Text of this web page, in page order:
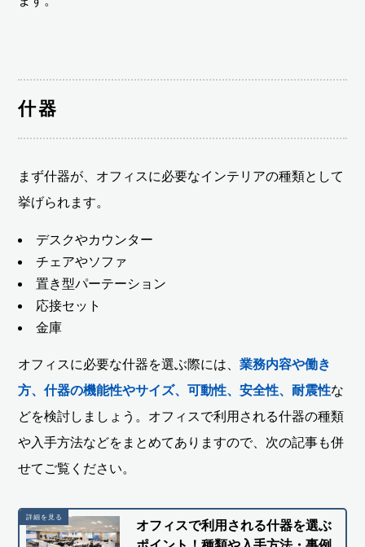
什器
まず什器が、オフィスに必要なインテリアの種類として
挙げられます。
デスクやカウンター
チェアやソファ
置き型パーテーション
応接セット
金庫
オフィスに必要な什器を選ぶ際には、業務内容や働き
方、什器の機能性やサイズ、可動性、安全性、耐震性な
どを検討しましょう。オフィスで利用される什器の種類
や入手方法などをまとめてありますので、次の記事も併
せてご覧ください。
オフィスで利用される什器を選ぶ